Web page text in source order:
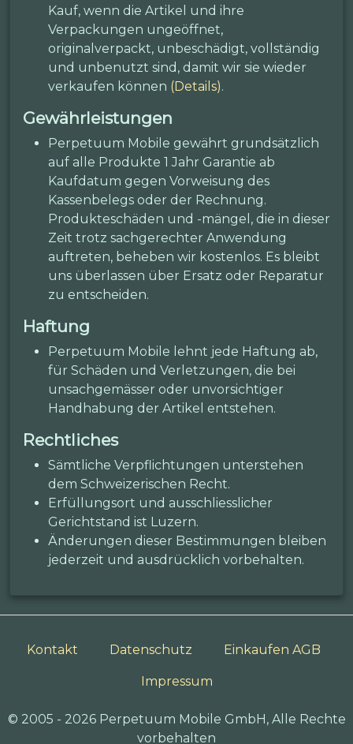
Kauf, wenn die Artikel und ihre
Verpackungen ungeöffnet,
originalverpackt, unbeschädigt, vollständig
und unbenutzt sind, damit wir sie wieder
verkaufen können (Details).
Gewährleistungen
Perpetuum Mobile gewährt grundsätzlich
auf alle Produkte 1 Jahr Garantie ab
Kaufdatum gegen Vorweisung des
Kassenbelegs oder der Rechnung.
Produkteschäden und -mängel, die in dieser
Zeit trotz sachgerechter Anwendung
auftreten, beheben wir kostenlos. Es bleibt
uns überlassen über Ersatz oder Reparatur
zu entscheiden.
Haftung
Perpetuum Mobile lehnt jede Haftung ab,
für Schäden und Verletzungen, die bei
unsachgemässer oder unvorsichtiger
Handhabung der Artikel entstehen.
Rechtliches
Sämtliche Verpflichtungen unterstehen
dem Schweizerischen Recht.
Erfüllungsort und ausschliesslicher
Gerichtstand ist Luzern.
Änderungen dieser Bestimmungen bleiben
jederzeit und ausdrücklich vorbehalten.
Kontakt Datenschutz Einkaufen AGB
Impressum
© 2005 - 2026 Perpetuum Mobile GmbH, Alle Rechte
vorbehalten